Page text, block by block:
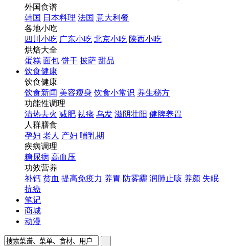
外国食谱
韩国 日本料理 法国 意大利餐
各地小吃
四川小吃 广东小吃 北京小吃 陕西小吃
烘焙大全
蛋糕 面包 饼干 披萨 甜品
饮食健康
饮食健康
饮食新闻 美容瘦身 饮食小常识 养生秘方
功能性调理
清热去火 减肥 祛痰 乌发 滋阴壮阳 健脾养胃
人群膳食
孕妇 老人 产妇 哺乳期
疾病调理
糖尿病 高血压
功效营养
补钙 贫血 提高免疫力 养胃 防雾霾 润肺止咳 养颜 失眠
抗癌
笔记
商城
动漫